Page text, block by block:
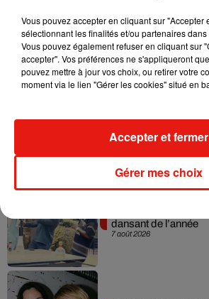
7 août 2026
Julien Lieb s’essaye
dans son nouveau
7 août 2026
7 août 2026
dansant de l’année
Vous pouvez accepter en cliquant sur "Accepter
sélectionnant les finalités et/ou partenaires dans
Vous pouvez également refuser en cliquant sur
accepter". Vos préférences ne s'appliqueront
pouvez mettre à jour vos choix, ou retirer votre
moment via le lien "Gérer les cookies" situé en
Gérer mes choix
Accepter et fermer